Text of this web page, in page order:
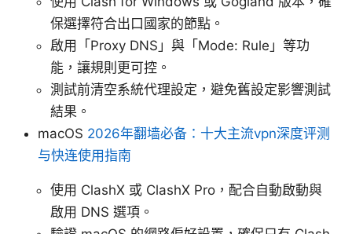
保選擇符合出口國家的節點。
啟用「Proxy DNS」與「Mode: Rule」等功
能，讓規則更可控。
測試前清空系統代理設定，避免舊設定影響測試
結果。
macOS 2026年翻墙必备：十大主流vpn深度评测
与快连使用指南
使用 ClashX 或 ClashX Pro，配合自動啟動與
啟用 DNS 選項。